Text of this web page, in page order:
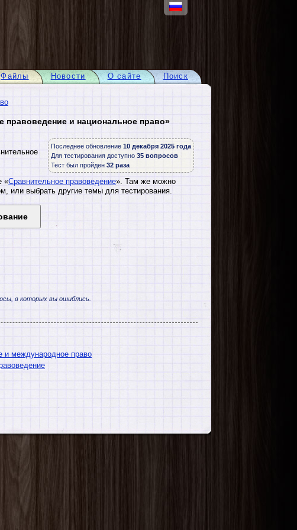
Поиск
О сайте
Новости
Файлы
правоведение и национальное право»
Последнее обновление 10 декабря 2025 года
Для тестирования доступно 35 вопросов
Тест был пройден 32 раза
«Сравнительное правоведение». Там же можно
или выбрать другие темы для тестирования.
в которых вы ошиблись.
и международное право